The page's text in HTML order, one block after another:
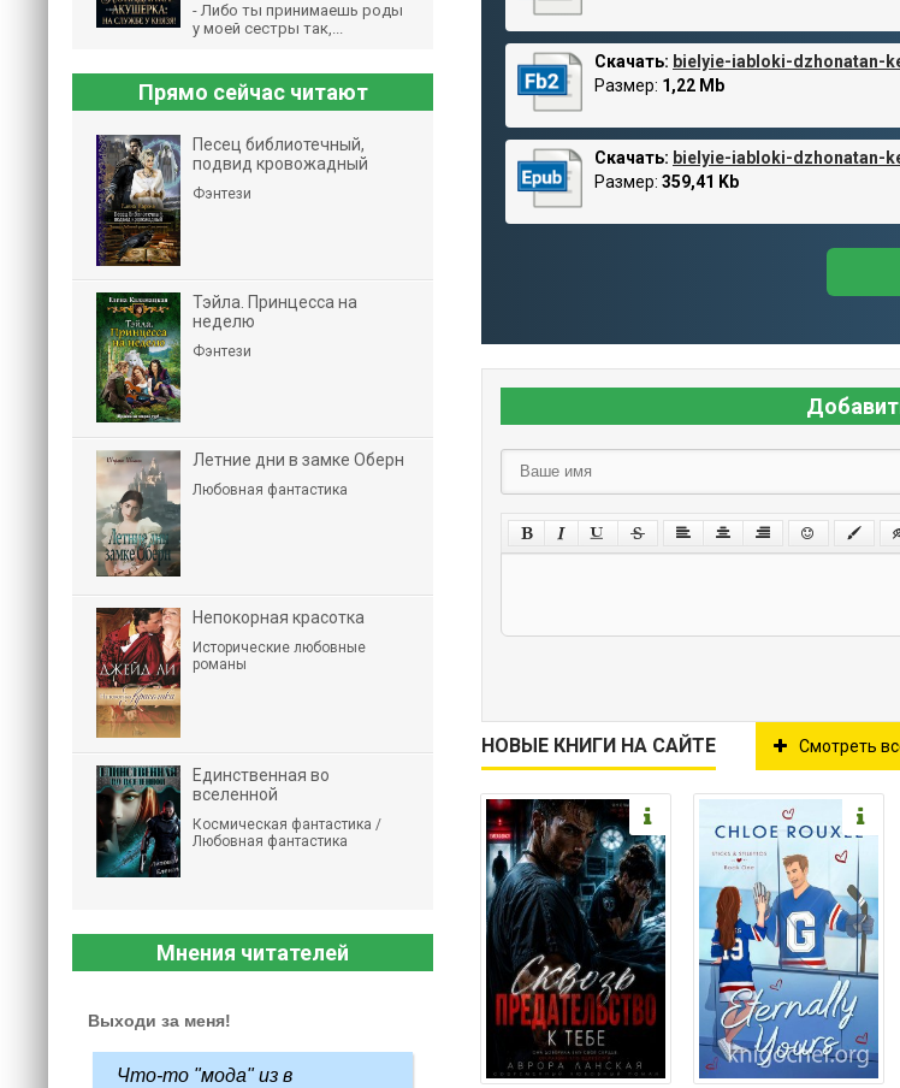
Скачать: bielyie-iabloki-dzhonatan-
Размер: 1,22 Mb
Скачать: bielyie-iabloki-dzhonatan-
Размер: 359,41 Kb
НОВЫЕ КНИГИ НА САЙТЕ Смотреть
- Либо ты принимаешь роды
у моей сестры так,...
Прямо сейчас читают
Песец библиотечный,
подвид кровожадный
Фэнтези
Тэйла. Принцесса на
неделю
Фэнтези
Летние дни в замке Оберн
Любовная фантастика
Непокорная красотка
Исторические любовные
романы
Единственная во
вселенной
Космическая фантастика /
Любовная фантастика
Мнения читателей
Выходи за меня!
Что-то "мода" из в